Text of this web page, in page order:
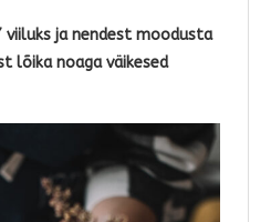
viiluks ja nendest moodusta
lõika noaga väikesed